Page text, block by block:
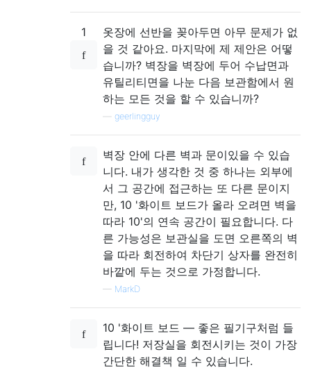
1
옷장에 선반을 꽂아두면 아무 문제가 없
을 것 같아요. 마지막에 제 제안은 어떻
습니까? 벽장을 벽장에 두어 수납면과
유틸리티면을 나눈 다음 보관함에서 원
하는 모든 것을 할 수 있습니까?
geerlingguy
벽장 안에 다른 벽과 문이있을 수 있습
니다. 내가 생각한 것 중 하나는 외부에
서 그 공간에 접근하는 또 다른 문이지
만, 10 '화이트 보드가 올라 오려면 벽을
따라 10'의 연속 공간이 필요합니다. 다
른 가능성은 보관실을 도면 오른쪽의 벽
을 따라 회전하여 차단기 상자를 완전히
바깥에 두는 것으로 가정합니다.
— MarkD
10 '화이트 보드 — 좋은 필기구처럼 들
립니다! 저장실을 회전시키는 것이 가장
간단한 해결책 일 수 있습니다.